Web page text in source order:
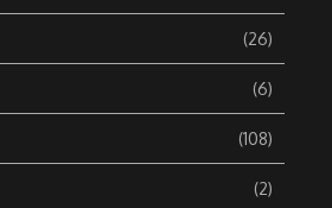
(26)
(6)
(108)
(2)